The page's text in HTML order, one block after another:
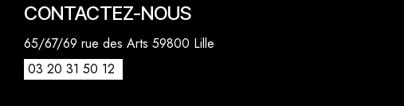
CONTACTEZ-NOUS
65/67/69 rue des Arts 59800 Lille
03 20 31 50 12